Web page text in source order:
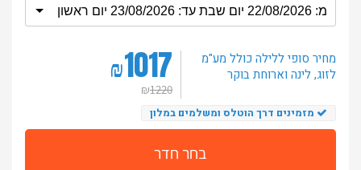
₪1017
₪1220
מחיר סופי ללילה כולל מע"מ
לזוג, לינה וארוחת בוקר
מזמינים דרך הוטלס ומשלמים במלון
בחר חדר